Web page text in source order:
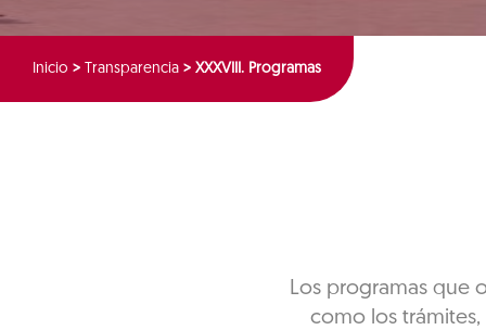
Inicio > Transparencia > XXXVIII. Programas
Los programas que
como los